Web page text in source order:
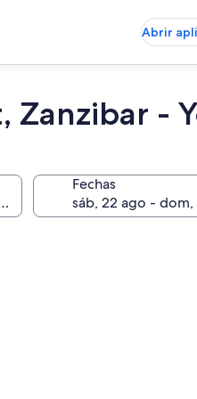
Abrir
Zanzibar -
Fechas